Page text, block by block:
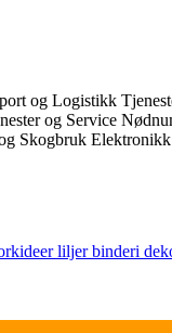
og Logistikk
og Service
Skogbruk Elektronikk
liljerbinderi